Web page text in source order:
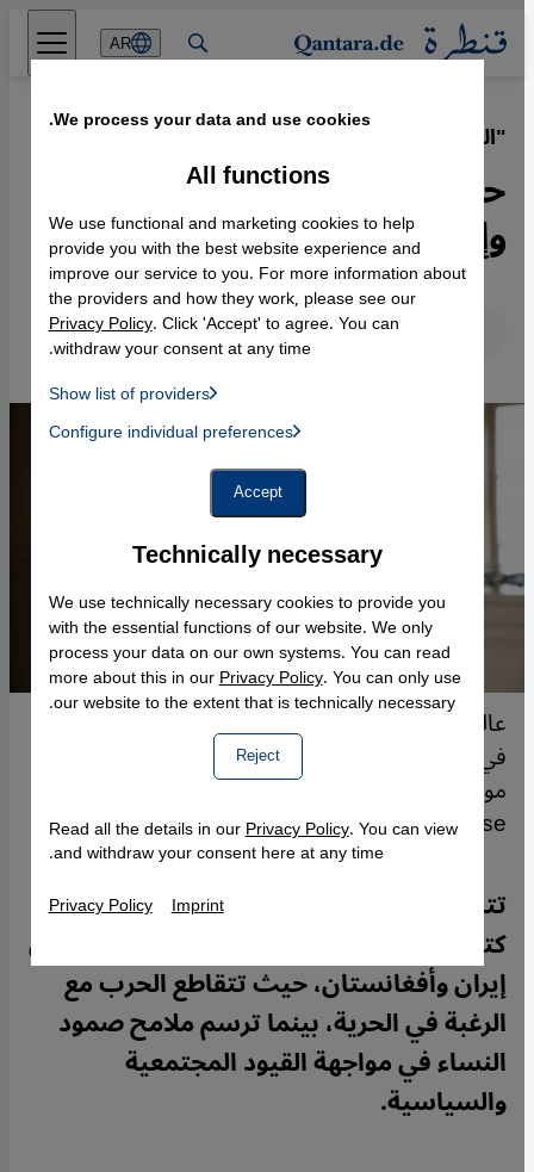
Direkt zum Inhalt springen
AR
"العمى الأحمر" لعالية عطائي·
28.10.2025
حرية عالقة بين أفغانستان
وإيران
English عربي
عالية عطائي كاتبة وناشطة نسوية إيرانية أفغانية تركز
في كتاباتها على قضايا النساء وحقوقهنّ، إلى جانب
Promo/Penguin Random House)
تتناول الروائية الإيرانية عالية عطائي في
كتابها "العمى الأحمر"، مشاهد من الحياة بين
إيران وأفغانستان، حيث تتقاطع الحرب مع
الرغبة في الحرية، بينما ترسم ملامح صمود
النساء في مواجهة القيود المجتمعية
والسياسية.
We process your data and use cookies.
Technically necessary
We use technically necessary cookies to provide you
with the essential functions of our website. We only
process your data on our own systems. You can read
more about this in ourPrivacy Policy. You can only use
our website to the extent that is technically necessary.
Reject
All functions
We use functional and marketing cookies to help
provide you with the best website experience and
improve our service to you. For more information about
the providers and how they work, please see our
Privacy Policy. Click 'Accept' to agree. You can
withdraw your consent at any time.
Show list of providers
Instagram Embed, Twitter Embed, Youtube Embed
Facebook Embed / Facebook Connect
Google Maps Embed
Configure individual preferences
Accept
Read all the details in ourPrivacy Policy. You can view
and withdraw your consent here at any time.
Privacy Policy Imprint